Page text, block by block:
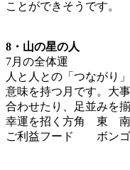
ことができそうです。
8・山の星の人
7月の全体運
人と人との「つながり
意味を持つ月です。大
合わせたり、足並みを
幸運を招く方角 東
ご利益フード ボンゴ